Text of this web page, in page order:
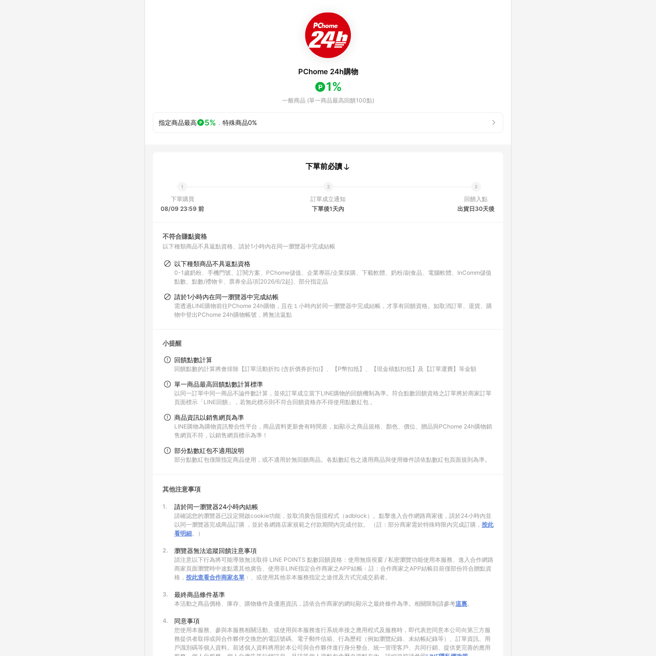
PChome 24h購物
1%
一般商品 (單一商品最高回饋100點)
指定商品最高 5% ． 特殊商品0%
下單前必讀
下單購買
08/09 23:59 前
訂單成立通知
下單後1天內
回饋入點
出貨日30天後
不符合賺點資格
以下種類商品不具返點資格 請於1小時內在同一瀏覽器中完成結帳
以下種類商品不具返點資格
0-1歲奶粉、手機門號、訂閱方案、PChome儲值、企業專區/企業採購、下載軟體、奶粉/副食品、電腦軟體、InComm儲值
點數、點數/禮物卡、票券全品項[2026/6/2起]、部分指定品
請於1小時內在同一瀏覽器中完成結帳
需透過LINE購物前往PChome 24h購物，且在１小時內於同一瀏覽器中完成結帳，才享有回饋資格。如取消訂單、退貨、購
物中登出PChome 24h購物帳號，將無法返點
小提醒
回饋點數計算
回饋點數的計算將會排除【訂單活動折扣 (含折價券折扣)】、【P幣扣抵】、【現金積點扣抵】及【訂單運費】等金額
單一商品最高回饋點數計算標準
以同一訂單中同一商品不論件數計算，並依訂單成立當下LINE購物的回饋機制為準。符合點數回饋資格之訂單將於商家訂單
頁面標示「LINE回饋」，若無此標示則不符合回饋資格亦不得使用點數紅包 。
商品資訊以銷售網頁為準
LINE購物為購物資訊整合性平台，商品資料更新會有時間差，如顯示之商品規格、顏色、價位、贈品與PChome 24h購物銷
售網頁不符，以銷售網頁標示為準！
部分點數紅包不適用說明
部分點數紅包僅限指定商品使用，或不適用於無回饋商品。各點數紅包之適用商品與使用條件請依點數紅包頁面規則為準。
其他注意事項
1. 請於同一瀏覽器24小時內結帳
請確認您的瀏覽器已設定開啟cookie功能，並取消廣告阻擋程式（adblock）。點擊進入合作網路商家後，請於24小時內並
以同一瀏覽器完成商品訂購 ，並於各網路店家規範之付款期間內完成付款。 （註：部分商家需於特殊時限內完成訂購， 按此
看明細。）
2. 瀏覽器無法追蹤回饋注意事項
請注意以下行為將可能導致無法取得 LINE POINTS 點數回饋資格：使用無痕視窗 / 私密瀏覽功能使用本服務、進入合作網路
商家頁面瀏覽時中途點選其他廣告、使用非LINE指定合作商家之APP結帳﹙註：合作商家之APP結帳目前僅部份符合贈點資
格， 按此查看合作商家名單 ﹚、或使用其他非本服務指定之途徑及方式完成交易者。
3. 最終商品條件基準
本活動之商品價格、庫存、購物條件及優惠資訊，請依合作商家的網站顯示之最終條件為準。相關限制請參考這裏。
4. 同意事項
您使用本服務、參與本服務相關活動、或使用與本服務進行系統串接之應用程式及服務時，即代表您同意本公司向第三方服
務提供者取得或與合作夥伴交換您的電話號碼、電子郵件信箱、行為歷程（例如瀏覽紀錄、未結帳紀錄等）、訂單資訊、用
戶識別碼等個人資料。前述個人資料將用於本公司與合作夥伴進行身分整合、統一管理客戶、共同行銷、提供更完善的應用